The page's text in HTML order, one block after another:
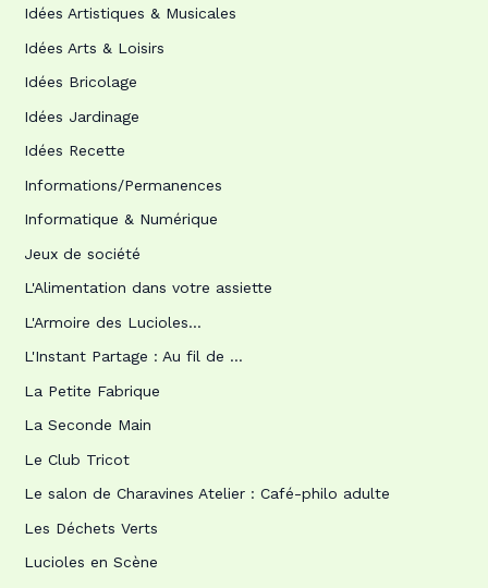
Idées Artistiques & Musicales
Idées Arts & Loisirs
Idées Bricolage
Idées Jardinage
Idées Recette
Informations/Permanences
Informatique & Numérique
Jeux de société
L'Alimentation dans votre assiette
L'Armoire des Lucioles…
L'Instant Partage : Au fil de …
La Petite Fabrique
La Seconde Main
Le Club Tricot
Le salon de Charavines Atelier : Café-philo adulte
Les Déchets Verts
Lucioles en Scène